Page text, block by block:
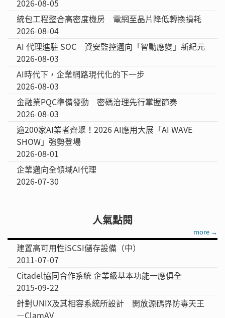
2026-08-05
統包工程整合高密度機房 電網至晶片降低轉換損耗
2026-08-04
AI 代理進駐 SOC 資安監控邁向「智動應變」新紀元
2026-08-03
AI時代下，企業網路現代化的下一步
2026-08-03
金融業PQC準備發動 密碼治理先行掌握節奏
2026-08-03
逾200家AI業者齊聚！2026 AI應用大展「AI WAVE
SHOW」強勢登場
2026-08-01
企業邁向全領域AI代理
2026-07-30
人氣點閱
more →
建置高可用性iSCSI儲存設備（中）
2011-07-07
Citadel協同合作系統 企業級基本功能一應俱全
2015-09-22
針對UNIX及其相容系統所設計 開放源碼界防毒天王
—ClamAV